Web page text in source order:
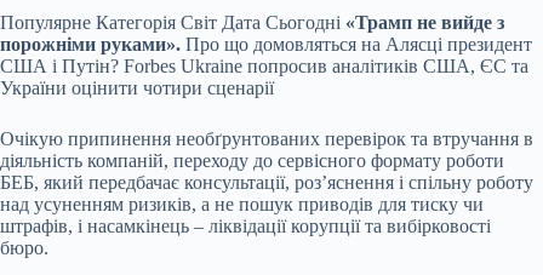
Популярне Категорія Світ Дата Сьогодні «Трамп не вийде з
порожніми руками». Про що домовляться на Алясці президент
США і Путін? Forbes Ukraine попросив аналітиків США, ЄС та
України оцінити чотири сценарії
Очікую припинення необґрунтованих перевірок та втручання в
діяльність компаній, переходу до сервісного формату роботи
БЕБ, який передбачає консультації, роз’яснення і спільну роботу
над усуненням ризиків, а не пошук приводів для тиску чи
штрафів, і насамкінець – ліквідації корупції та вибірковості
бюро.